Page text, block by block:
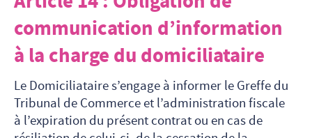
communication d’information
à la charge du domiciliataire
Le Domiciliataire s’engage à informer le Greffe du
Tribunal de Commerce et l’administration fiscale
à l’expiration du présent contrat ou en cas de